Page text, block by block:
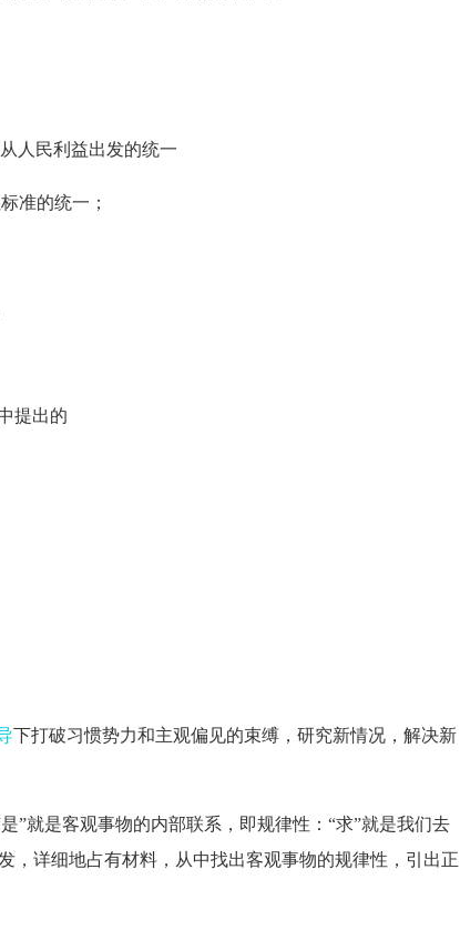
人民利益出发的统一
准的统一；
提出的
下打破习惯势力和主观偏见的束缚，研究新情况，解决新
就是客观事物的内部联系，即规律性：“求”就是我们去
，详细地占有材料，从中找出客观事物的规律性，引出正